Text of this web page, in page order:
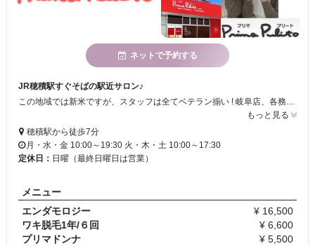
ネットで予約する
JR穂積駅すぐそばの駅近サロン♪
この地域では新米ですが、スタッフは全てベテラン揃い ! 岐阜店、各務原店と同様、“友達の家に遊びに行く”ように、手軽な感覚で通える料金体系と和やかな雰囲気で心身ともリラックスして頂けるよう努めていきます♪貴女のご来店お待ちしてしています☆★
もっと見る
穂積駅‎から徒歩7分
月・水・金 10:00～19:30 火・木・土 10:00～17:30
定休日： 日曜（最終日曜日は営業）
メニュー
エンダモロジー
¥ 16,500
ワキ脱毛1年/６回
¥ 6,600
プリマドンナ
¥ 5,500